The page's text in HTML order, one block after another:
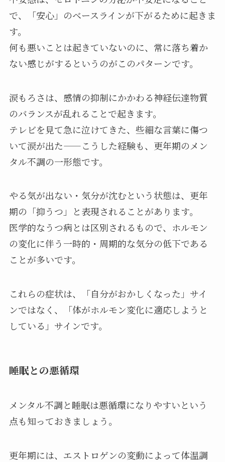
で、「安心」のベースラインが下がるために起きま
す。
何も悪いことは起きていないのに、常に落ち着か
ない感じがするというのがこのパターンです。
涙もろさは、感情の抑制にかかわる神経伝達物質
のバランスが乱れることで起きます。
テレビを見て急に泣けてきた、些細な言葉に傷つ
いて涙が出た——こうした経験も、更年期のメン
タル不調の一形態です。
やる気が出ない・気分が沈むという状態は、更年
期の「抑うつ」と表現されることがあります。
医学的なうつ病とは区別されるもので、ホルモン
の変化に伴う一時的・周期的な気分の低下である
ことが多いです。
これらの症状は、「自分がおかしくなった」サイ
ンではなく、「体がホルモン変化に適応しようと
している」サインです。
睡眠との悪循環
メンタル不調と睡眠は悪循環になりやすいという
点も知っておきましょう。
更年期には、エストロゲンの変動によって体温調